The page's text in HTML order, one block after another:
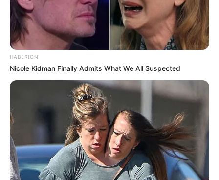
Fail! 10 Potret Makanan Gagal
Dimasak yang Bikin Kamu
Nggak Selera
10 Pose Manekin Anti
Mainstream yang Konyol
Banget
HABERION
Nicole Kidman Finally Admits What We All Suspected